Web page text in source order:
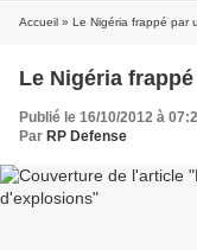
Accueil » Le Nigéria frappé par
Le Nigéria
Publié le 16/10/2012 à
Par RP Defense